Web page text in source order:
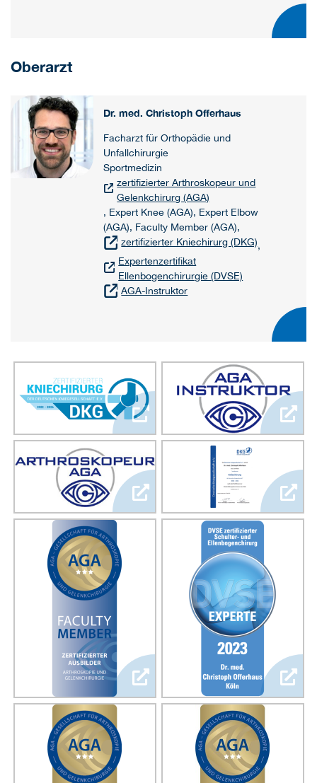
Oberarzt
Dr. med. Christoph Offerhaus
Facharzt für Orthopädie und
Unfallchirurgie
Sportmedizin
zertifizierter Arthroskopeur und
Gelenkchirurg (AGA)
, Expert Knee (AGA), Expert Elbow
(AGA), Faculty Member (AGA),
zertifizierter Kniechirurg (DKG),
Expertenzertifikat
Ellenbogenchirurgie (DVSE)
AGA-Instruktor